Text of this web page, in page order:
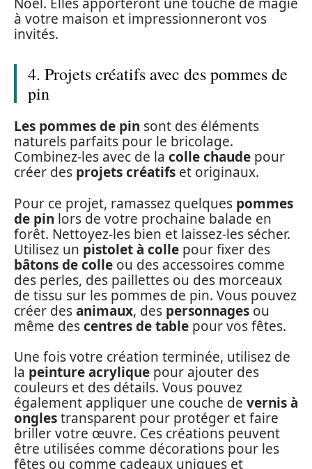
à votre maison et impressionneront vos
invités.
4. Projets créatifs avec des pommes de
pin
Les pommes de pin sont des éléments
naturels parfaits pour le bricolage.
Combinez-les avec de la colle chaude pour
créer des projets créatifs et originaux.
Pour ce projet, ramassez quelques pommes
de pin lors de votre prochaine balade en
forêt. Nettoyez-les bien et laissez-les sécher.
Utilisez un pistolet à colle pour fixer des
bâtons de colle ou des accessoires comme
des perles, des paillettes ou des morceaux
de tissu sur les pommes de pin. Vous pouvez
créer desanimaux, des personnages ou
même descentres de table pour vos fêtes.
Une fois votre création terminée, utilisez de
la peinture acrylique pour ajouter des
couleurs et des détails. Vous pouvez
également appliquer une couche de vernis à
onglestransparent pour protéger et faire
briller votre œuvre. Ces créations peuvent
être utilisées comme décorations pour les
fêtes ou comme cadeaux uniques et